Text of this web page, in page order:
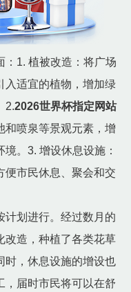
：1. 植被改造：将广场
入适宜的植物，增加绿
2.2026世界杯指定网站
和喷泉等景观元素，增
。3. 增设休息设施：
便市民休息、聚会和交
计划进行。经过数月的
改造，种植了各类花草
时，休息设施的增设也
，届时市民将可以在舒